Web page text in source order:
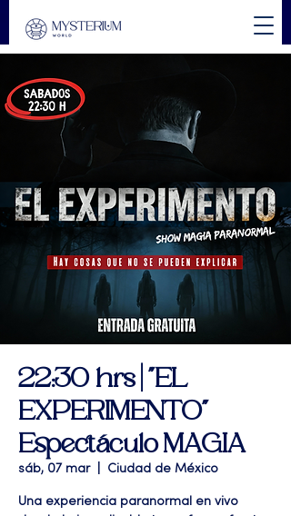
22:30 hrs | "EL
EXPERIMENTO"
Espectáculo MAGIA
sáb, 07 mar
  |
Ciudad de México
Una experiencia paranormal en vivo